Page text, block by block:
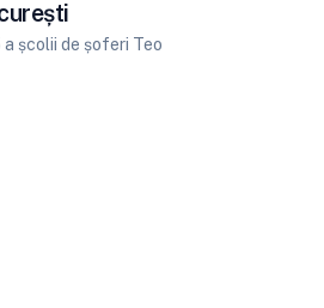
școlii de șoferi Teo